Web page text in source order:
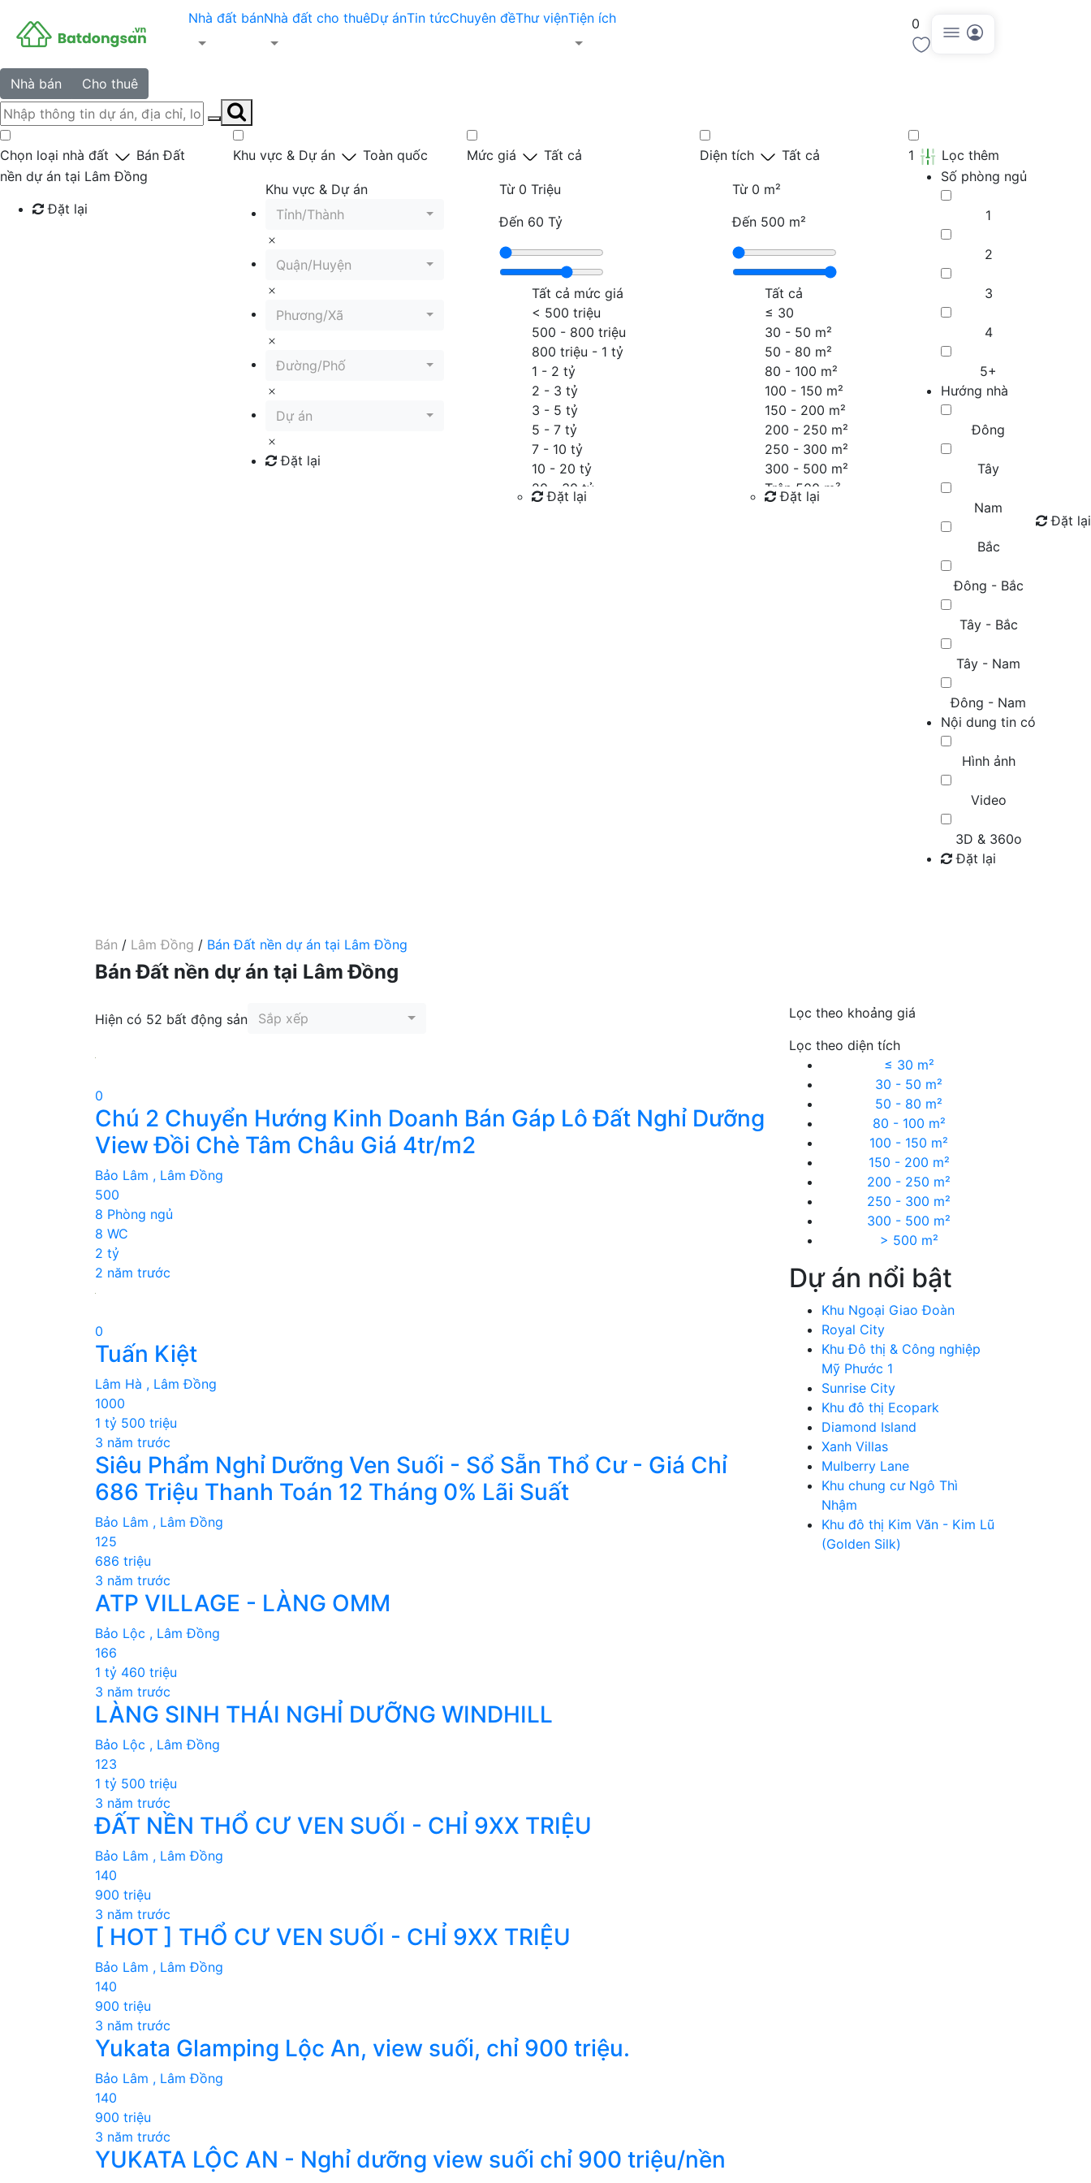
Nhà đất bánNhà đất cho thuêDự ánTin tứcChuyên đềThư việnTiện ích 0
Nhà bán Cho thuê
Chọn loại nhà đất
Bán Đất
nền dự án tại Lâm Đồng
Đặt lại
Khu vực & Dự án Toàn quốc
Khu vực & Dự án
Tỉnh/Thành
Quận/Huyện
Phương/Xã
Đường/Phố
Dự án
Đặt lại
Mức giá Tất cả
Từ 0 Triệu
Đến 60 Tỷ
Tất cả mức giá
< 500 triệu
500 - 800 triệu
800 triệu - 1 tỷ
1 - 2 tỷ
2 - 3 tỷ
3 - 5 tỷ
5 - 7 tỷ
7 - 10 tỷ
10 - 20 tỷ
20 - 30 tỷ
30 - 40 tỷ
Đặt lại
Diện tích Tất cả
Từ 0 m²
Đến 500 m²
Tất cả
≤ 30
30 - 50 m²
50 - 80 m²
80 - 100 m²
100 - 150 m²
150 - 200 m²
200 - 250 m²
250 - 300 m²
300 - 500 m²
Trên 500 m²
Đặt lại
1
Lọc thêm
Số phòng ngủ
1
2
3
4
5+
Hướng nhà
Đông
Tây
Nam
Bắc
Đông - Bắc
Tây - Bắc
Tây - Nam
Đông - Nam
Nội dung tin có
Hình ảnh
Video
3D & 360o
Đặt lại
Đặt lại
Bán / Lâm Đồng / Bán Đất nền dự án tại Lâm Đồng
Bán Đất nền dự án tại Lâm Đồng
Hiện có 52 bất động sản Sắp xếp
0
Chú 2 Chuyển Hướng Kinh Doanh Bán Gáp Lô Đất Nghỉ Dưỡng
View Đồi Chè Tâm Châu Giá 4tr/m2
Bảo Lâm , Lâm Đồng
500
8 Phòng ngủ
8 WC
2 tỷ
2 năm trước
0
Tuấn Kiệt
Lâm Hà , Lâm Đồng
1000
1 tỷ 500 triệu
3 năm trước
Siêu Phẩm Nghỉ Dưỡng Ven Suối - Sổ Sẵn Thổ Cư - Giá Chỉ
686 Triệu Thanh Toán 12 Tháng 0% Lãi Suất
Bảo Lâm , Lâm Đồng
125
686 triệu
3 năm trước
ATP VILLAGE - LÀNG OMM
Bảo Lộc , Lâm Đồng
166
1 tỷ 460 triệu
3 năm trước
LÀNG SINH THÁI NGHỈ DƯỠNG WINDHILL
Bảo Lộc , Lâm Đồng
123
1 tỷ 500 triệu
3 năm trước
ĐẤT NỀN THỔ CƯ VEN SUỐI - CHỈ 9XX TRIỆU
Bảo Lâm , Lâm Đồng
140
900 triệu
3 năm trước
[ HOT ] THỔ CƯ VEN SUỐI - CHỈ 9XX TRIỆU
Bảo Lâm , Lâm Đồng
140
900 triệu
3 năm trước
Yukata Glamping Lộc An, view suối, chỉ 900 triệu.
Bảo Lâm , Lâm Đồng
140
900 triệu
3 năm trước
YUKATA LỘC AN - Nghỉ dưỡng view suối chỉ 900 triệu/nền
Lọc theo khoảng giá
Lọc theo diện tích
≤ 30 m²
30 - 50 m²
50 - 80 m²
80 - 100 m²
100 - 150 m²
150 - 200 m²
200 - 250 m²
250 - 300 m²
300 - 500 m²
> 500 m²
Dự án nổi bật
Khu Ngoại Giao Đoàn
Royal City
Khu Đô thị & Công nghiệp
Mỹ Phước 1
Sunrise City
Khu đô thị Ecopark
Diamond Island
Xanh Villas
Mulberry Lane
Khu chung cư Ngô Thì
Nhậm
Khu đô thị Kim Văn - Kim Lũ
(Golden Silk)